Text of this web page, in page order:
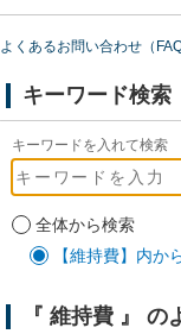
よくあるお問い合わせ（FAQ
キーワード検索
キーワードを入れて検索
全体から検索
【維持費】内か
『 維持費 』